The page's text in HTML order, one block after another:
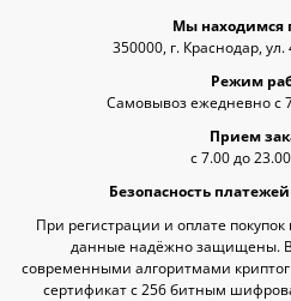
Мы находимся
350000, г. Краснодар,
Режим
Самовывоз ежедневно с
Прием
с 7.00 до
Безопасность
При регистрации и оплате
данные надёжно защищены.
современными алгоритмами
сертификат c 256 битным